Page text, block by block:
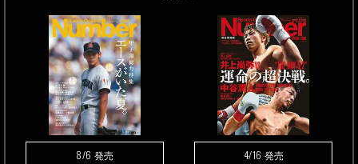
8/6 発売 4/16 発売